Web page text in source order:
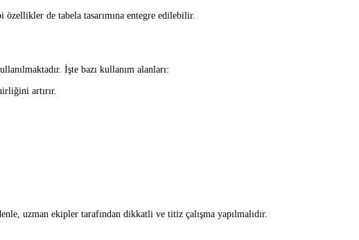
özellikler de tabela tasarımına entegre edilebilir.
İşte bazı kullanım alanları:
artırır.
uzman ekipler tarafından dikkatli ve titiz çalışma yapılmalıdır.